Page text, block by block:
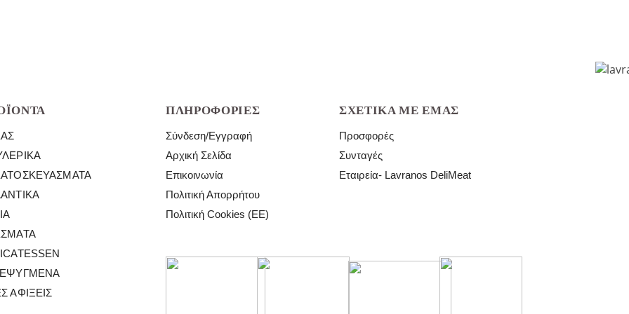
ΑΦΊΞΕΙΣ
ΠΛΗΡΟΦΟΡΊΕΣ
Σύνδεση/Εγγραφή
Αρχική Σελίδα
Επικοινωνία
Πολιτική Απορρήτου
Πολιτική Cookies (ΕΕ)
ΣΧΕΤΙΚΆ ΜΕ ΕΜΆΣ
Προσφορές
Συνταγές
Εταιρεία- Lavranos DeliMeat